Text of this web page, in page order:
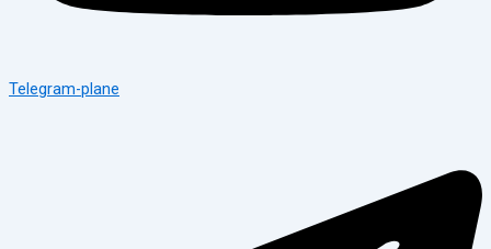
Telegram-plane